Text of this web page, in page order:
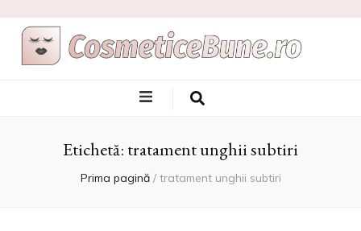
Cele Mai Bune
Produse
Cosmetice
Etichetă: tratament unghii subtiri
Prima pagină / tratament unghii subtiri